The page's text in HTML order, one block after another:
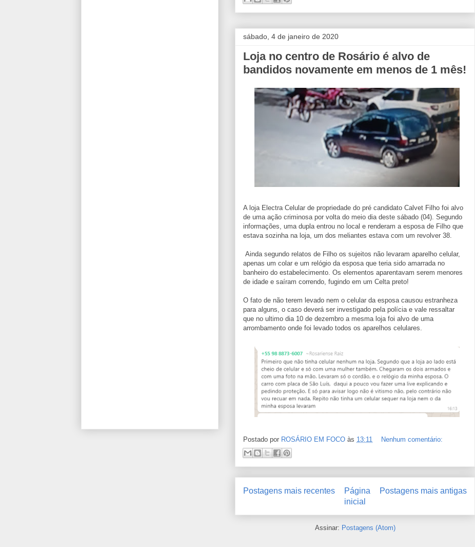
sábado, 4 de janeiro de 2020
Loja no centro de Rosário é alvo de
bandidos novamente em menos de 1 mês!
A loja Electra Celular de propriedade do pré candidato Calvet Filho foi alvo
de uma ação criminosa por volta do meio dia deste sábado (04). Segundo
informações, uma dupla entrou no local e renderam a esposa de Filho que
estava sozinha na loja, um dos meliantes estava com um revolver 38.
Ainda segundo relatos de Filho os sujeitos não levaram aparelho celular,
apenas um colar e um relógio da esposa que teria sido amarrada no
banheiro do estabelecimento. Os elementos aparentavam serem menores
de idade e saíram correndo, fugindo em um Celta preto!
O fato de não terem levado nem o celular da esposa causou estranheza
para alguns, o caso deverá ser investigado pela polícia e vale ressaltar
que no ultimo dia 10 de dezembro a mesma loja foi alvo de uma
arrombamento onde foi levado todos os aparelhos celulares.
Postado por ROSÁRIO EM FOCO às 13:11 Nenhum comentário:
Postagens mais recentes Postagens mais antigas
Página
inicial
Assinar: Postagens (Atom)